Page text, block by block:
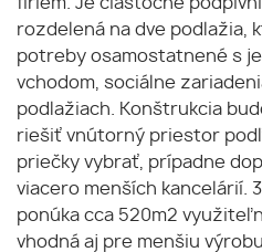
rozdelená na dve podlažia,
potreby osamostatnené s
vchodom, sociálne
podlažiach. Konštrukcia
riešiť vnútorný priestor
priečky vybrať, prípadne
viacero menších kancelárií.
ponúka cca 520m2
vhodná aj pre menšiu